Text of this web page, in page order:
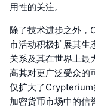
用性的关注。
除了技术进步之外，
市活动积极扩展其生
关系及其在世界上最
高其对更广泛受众的
仅扩大了Crypterium
加密货币市场中的信